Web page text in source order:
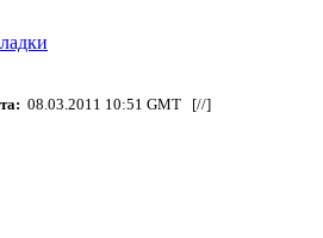
08.03.2011 10:51 GMT [//]